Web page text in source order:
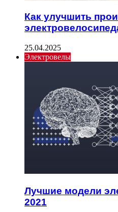
Как улучшить
25.04.2025
Электровелы
Лучшие модели
2021